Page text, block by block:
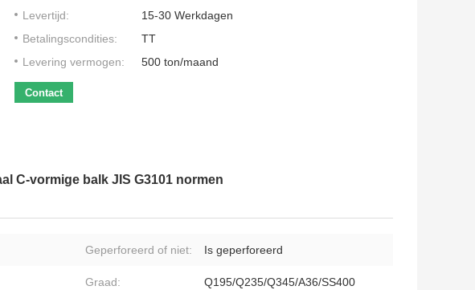
Levertijd:
15-30 Werkdagen
Betalingscondities:
TT
Levering vermogen:
500 ton/maand
Contact
C-vormige balk JIS G3101 normen
Geperforeerd of niet: Is geperforeerd
Graad: Q195/Q235/Q345/A36/SS400